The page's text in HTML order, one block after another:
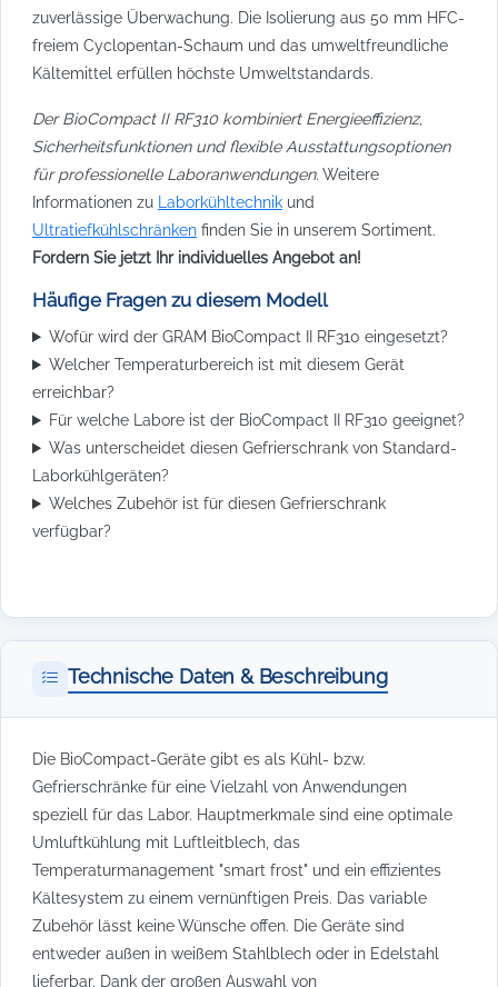
zuverlässige Überwachung. Die Isolierung aus 50 mm HFC-
freiem Cyclopentan-Schaum und das umweltfreundliche
Kältemittel erfüllen höchste Umweltstandards.
Der BioCompact II RF310 kombiniert Energieeffizienz,
Sicherheitsfunktionen und flexible Ausstattungsoptionen
für professionelle Laboranwendungen. Weitere
Informationen zu Laborkühltechnik und
Ultratiefkühlschränken finden Sie in unserem Sortiment.
Fordern Sie jetzt Ihr individuelles Angebot an!
Häufige Fragen zu diesem Modell
Wofür wird der GRAM BioCompact II RF310 eingesetzt?
Welcher Temperaturbereich ist mit diesem Gerät
erreichbar?
Für welche Labore ist der BioCompact II RF310 geeignet?
Was unterscheidet diesen Gefrierschrank von Standard-
Laborkühlgeräten?
Welches Zubehör ist für diesen Gefrierschrank
verfügbar?
Technische Daten & Beschreibung
Die BioCompact-Geräte gibt es als Kühl- bzw.
Gefrierschränke für eine Vielzahl von Anwendungen
speziell für das Labor. Hauptmerkmale sind eine optimale
Umluftkühlung mit Luftleitblech, das
Temperaturmanagement "smart frost" und ein effizientes
Kältesystem zu einem vernünftigen Preis. Das variable
Zubehör lässt keine Wünsche offen. Die Geräte sind
entweder außen in weißem Stahlblech oder in Edelstahl
lieferbar. Dank der großen Auswahl von